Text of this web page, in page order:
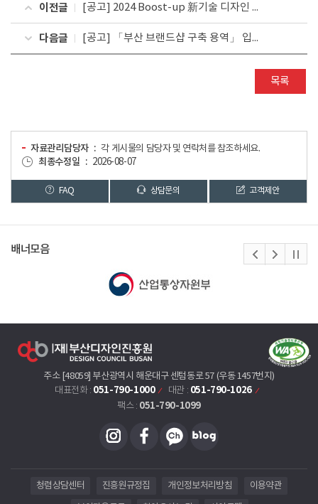
이전글 [공고] 2024 Boost-up 新기술 디자인 청년일자리지원사업 선정평가 결과 공고
다음글 [공고] 「부산 브랜드샵 구축 용역」 입찰공고
목록
자료관리담당자
각 게시물의 담당자 및 연락처를 참조하세요.
최종수정일
2026-08-07
FAQ 상담문의 고객제안
배너모음
주소 [48059] 부산광역시 해운대구 센텀동로 57 (우동 1457번지)
대표전화 : 051-790-1000 대관 : 051-790-1026
팩스 : 051-790-1099
청렴상담센터 진흥원규정집 개인정보처리방침 이용약관